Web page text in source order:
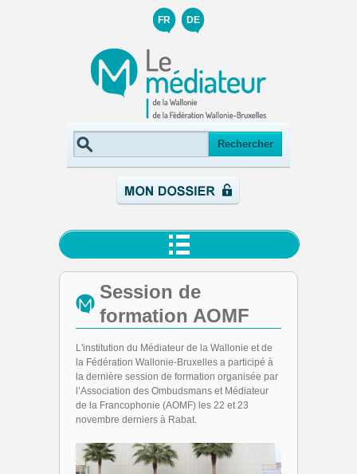
FR DE
Session de
formation AOMF
L'institution du Médiateur de la Wallonie et de
la Fédération Wallonie-Bruxelles a participé à
la dernière session de formation organisée par
l’Association des Ombudsmans et Médiateur
de la Francophonie (AOMF) les 22 et 23
novembre derniers à Rabat.